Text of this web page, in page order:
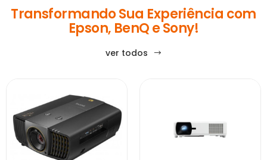
Transformando Sua Experiência com
Epson, BenQ e Sony!
ver todos